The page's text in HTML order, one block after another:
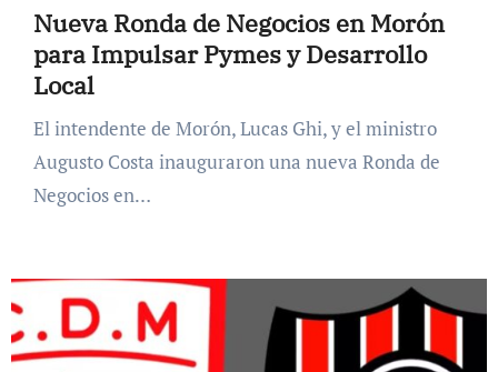
Nueva Ronda de Negocios en Morón
para Impulsar Pymes y Desarrollo
Local
El intendente de Morón, Lucas Ghi, y el ministro
Augusto Costa inauguraron una nueva Ronda de
Negocios en…